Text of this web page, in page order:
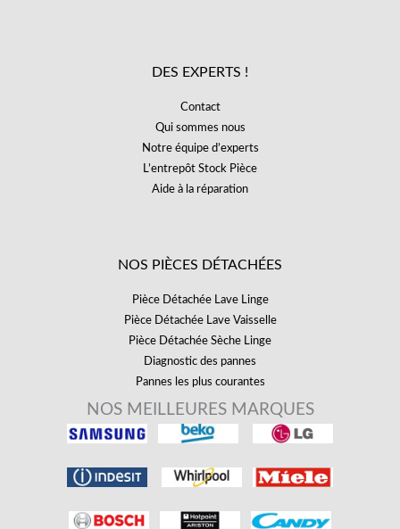
DES EXPERTS !
Contact
Qui sommes nous
Notre équipe d’experts
L’entrepôt Stock Pièce
Aide à la réparation
NOS PIÈCES DÉTACHÉES
Pièce Détachée Lave Linge
Pièce Détachée Lave Vaisselle
Pièce Détachée Sèche Linge
Diagnostic des pannes
Pannes les plus courantes
NOS MEILLEURES MARQUES